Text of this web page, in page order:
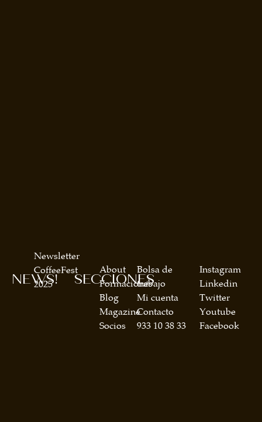
SECCIONES
About
Formaciones
Blog
Magazine
Socios
Bolsa de
trabajo
Mi cuenta
Contacto
933 10 38 33
NEWS!
Newsletter
CoffeeFest
2025
Instagram
Linkedin
Twitter
Youtube
Facebook